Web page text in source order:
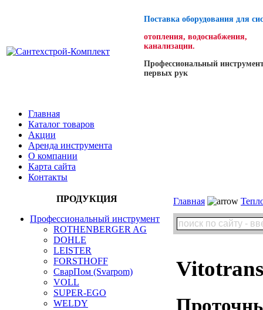
Поставка оборудования для
отопления, водоснабжения,
канализации.
Профессиональный
первых рук
Главная
Каталог товаров
Акции
Аренда инструмента
О компании
Карта сайта
Контакты
ПРОДУКЦИЯ
Профессиональный инструмент
ROTHENBERGER AG
DOHLE
LEISTER
FORSTHOFF
СварПом (Svarpom)
VOLL
SUPER-EGO
WELDY
Главная